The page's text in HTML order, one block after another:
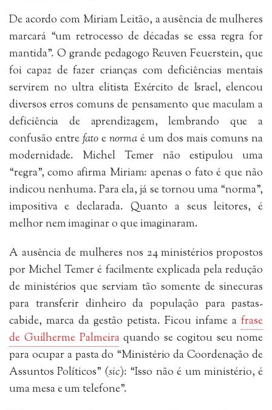
De acordo com Miriam Leitão, a ausência de mulheres
marcará “um retrocesso de décadas se essa regra for
mantida”. O grande pedagogo Reuven Feuerstein, que
foi capaz de fazer crianças com deficiências mentais
servirem no ultra elitista Exército de Israel, elencou
diversos erros comuns de pensamento que maculam a
deficiência de aprendizagem, lembrando que a
confusão entrefatoenormaé um dos mais comuns na
modernidade. Michel Temer não estipulou uma
“regra”, como afirma Miriam: apenas o fato é que não
indicou nenhuma. Para ela, já se tornou uma “norma”,
impositiva e declarada. Quanto a seus leitores, é
melhor nem imaginar o que imaginaram.
A ausência de mulheres nos 24 ministérios propostos
por Michel Temer é facilmente explicada pela redução
de ministérios que serviam tão somente de sinecuras
para transferir dinheiro da população para pastas-
cabide, marca da gestão petista. Ficou infame afrase
de Guilherme Palmeiraquando se cogitou seu nome
para ocupar a pasta do “Ministério da Coordenação de
Assuntos Políticos” (sic): “Isso não é um ministério, é
uma mesa e um telefone”.